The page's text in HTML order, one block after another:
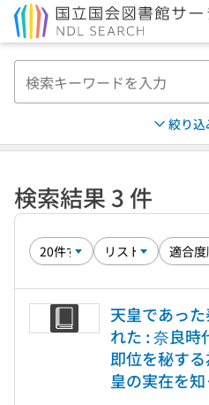
絞り込
検索結果 3 件
天皇であっ
れた : 奈良時
即位を秘す
皇の実在を